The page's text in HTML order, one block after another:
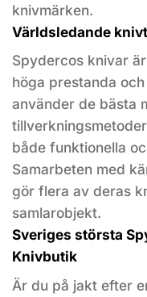
knivmärken.
Världsledande
Spydercos knivar
höga prestanda
använder de bästa
både funktionella
Samarbeten med
gör flera av deras
samlarobjekt.
Sveriges största
Knivbutik
Är du på jakt efter